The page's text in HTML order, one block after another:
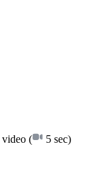
video ( 5 sec)